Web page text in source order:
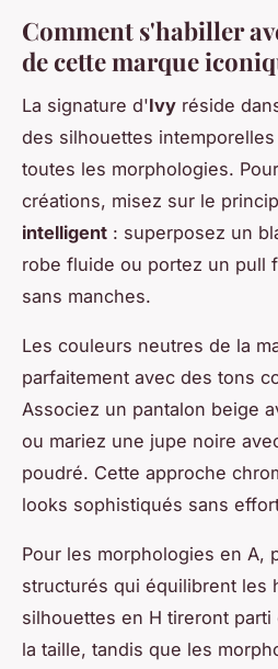
Comment s'habiller
de cette marque
La signature d'Ivy réside
des silhouettes
toutes les morphologies.
créations, misez sur le
intelligent : superposez un
robe fluide ou portez un pull
sans manches.
Les couleurs neutres de la
parfaitement avec des tons
Associez un pantalon beige
ou mariez une jupe noire
poudré. Cette approche
looks sophistiqués sans
Pour les morphologies en A,
structurés qui équilibrent les
silhouettes en H tireront
la taille, tandis que les